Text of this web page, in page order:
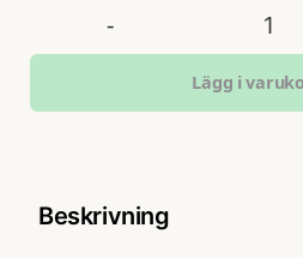
-
Lägg i
Beskrivning